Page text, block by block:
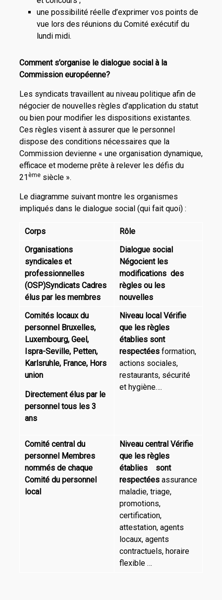
une possibilité réelle d’exprimer vos points de
vue lors des réunions du Comité exécutif du
lundi midi.
Comment s’organise le dialogue social à la
Commission européenne?
Les syndicats travaillent au niveau politique afin de
négocier de nouvelles règles d’application du statut
ou bien pour modifier les dispositions existantes.
Ces règles visent à assurer que le personnel
dispose des conditions nécessaires que la
Commission devienne « une organisation dynamique,
efficace et moderne prête à relever les défis du
21èmesiècle ».
Le diagramme suivant montre les organismes
impliqués dans le dialogue social (qui fait quoi) :
Corps
Rôle
Organisations
syndicales et
professionnelles
(OSP)Syndicats Cadres
élus par les membres
Dialogue social
Négocient les
modifications des
règles ou les
nouvelles
Comités locaux du
personnel Bruxelles,
Luxembourg, Geel,
Ispra-Seville, Petten,
Karlsruhle, France, Hors
union
Directement élus par le
personnel tous les 3
ans
Niveau local Vérifie
que les règles
établies sont
respectées formation,
actions sociales,
restaurants, sécurité
et hygiène….
Comité central du
personnel Membres
nommés de chaque
Comité du personnel
local
Niveau central Vérifie
que les règles
établies sont
respectées assurance
maladie, triage,
promotions,
certification,
attestation, agents
locaux, agents
contractuels, horaire
flexible …